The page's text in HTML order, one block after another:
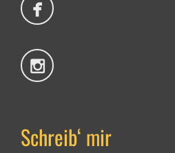
Schreib‘ mir